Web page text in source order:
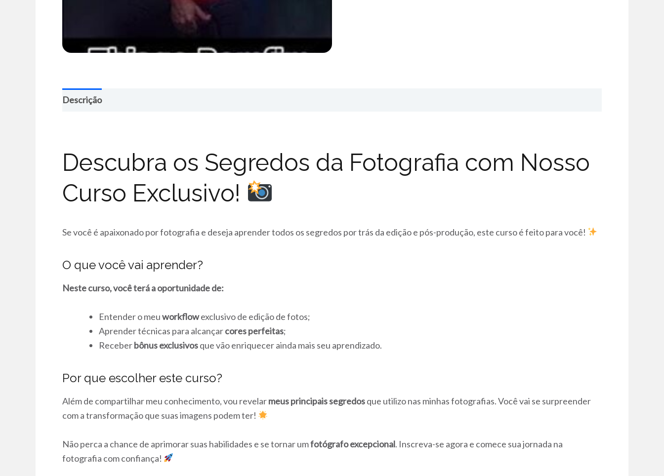
Descrição
Descubra os Segredos da Fotografia com Nosso
Curso Exclusivo!
Se você é apaixonado por fotografia e deseja aprender todos os segredos por trás da edição e pós-produção, este curso é feito para você!
O que você vai aprender?
Neste curso, você terá a oportunidade de:
Entender o meuworkflowexclusivo de edição de fotos;
Aprender técnicas para alcançarcores perfeitas;
Receberbônus exclusivosque vão enriquecer ainda mais seu aprendizado.
Por que escolher este curso?
Além de compartilhar meu conhecimento, vou revelarmeus principais segredosque utilizo nas minhas fotografias. Você vai se surpreender
com a transformação que suas imagens podem ter!
Não perca a chance de aprimorar suas habilidades e se tornar umfotógrafo excepcional. Inscreva-se agora e comece sua jornada na
fotografia com confiança!